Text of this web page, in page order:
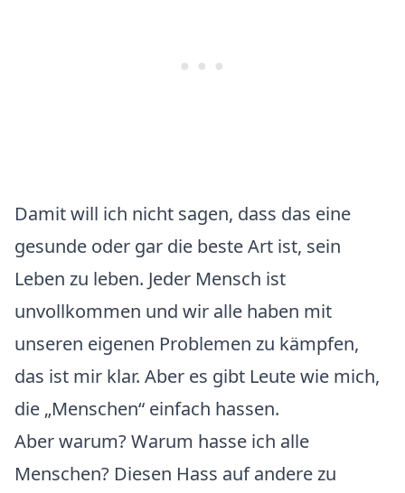
Damit will ich nicht sagen, dass das eine
gesunde oder gar die beste Art ist, sein
Leben zu leben. Jeder Mensch ist
unvollkommen und wir alle haben mit
unseren eigenen Problemen zu kämpfen,
das ist mir klar. Aber es gibt Leute wie mich,
die „Menschen“ einfach hassen.
Aber warum? Warum hasse ich alle
Menschen? Diesen Hass auf andere zu